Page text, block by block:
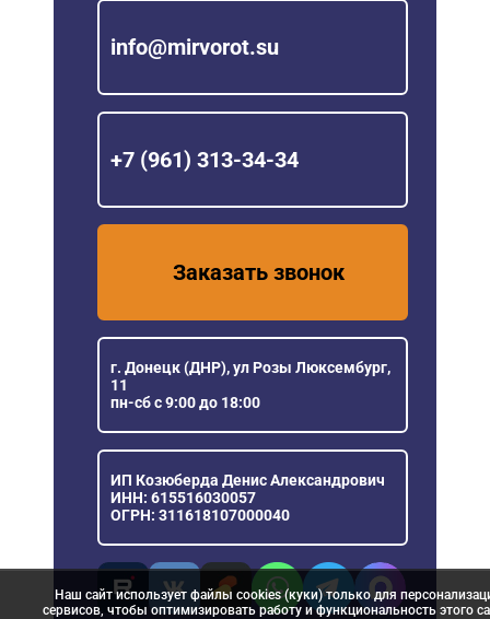
info@mirvorot.su
+7 (961) 313-34-34
Заказать звонок
г. Донецк (ДНР), ул Розы Люксембург,
11
пн-сб с 9:00 до 18:00
ИП Козюберда Денис Александрович
ИНН: 615516030057
ОГРН: 311618107000040
Наш сайт использует файлы cookies (куки) только для
сервисов, чтобы оптимизировать работу и функциональность этого